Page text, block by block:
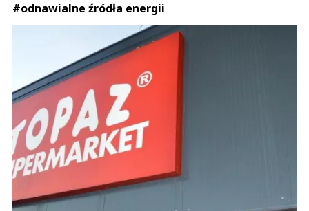
#odnawialne źródła energii